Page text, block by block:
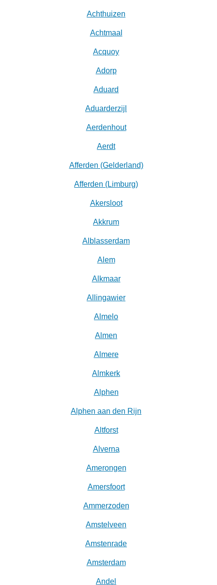
Achthuizen
Achtmaal
Acquoy
Adorp
Aduard
Aduarderzijl
Aerdenhout
Aerdt
Afferden (Gelderland)
Afferden (Limburg)
Akersloot
Akkrum
Alblasserdam
Alem
Alkmaar
Allingawier
Almelo
Almen
Almere
Almkerk
Alphen
Alphen aan den Rijn
Altforst
Alverna
Amerongen
Amersfoort
Ammerzoden
Amstelveen
Amstenrade
Amsterdam
Andel